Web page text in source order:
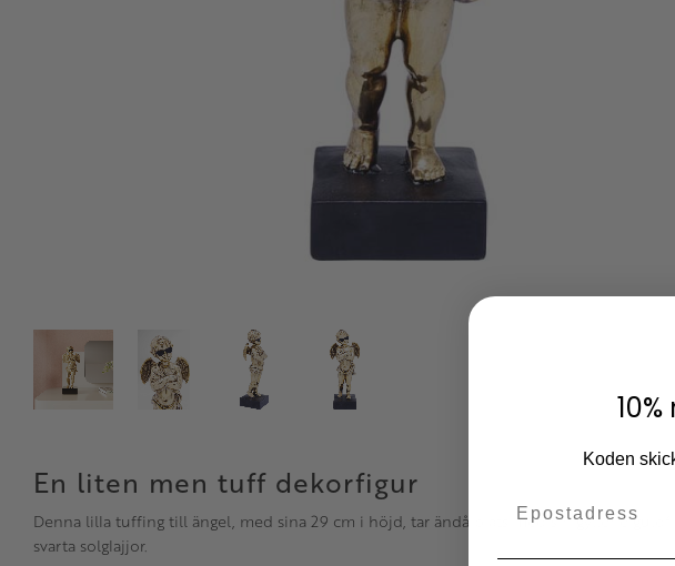
En liten men tuff dekorfigur
Denna lilla tuffing till ängel, med sina 29 cm i höjd, tar ändå plats med sin gyllene
svarta solglajjor.
Koden